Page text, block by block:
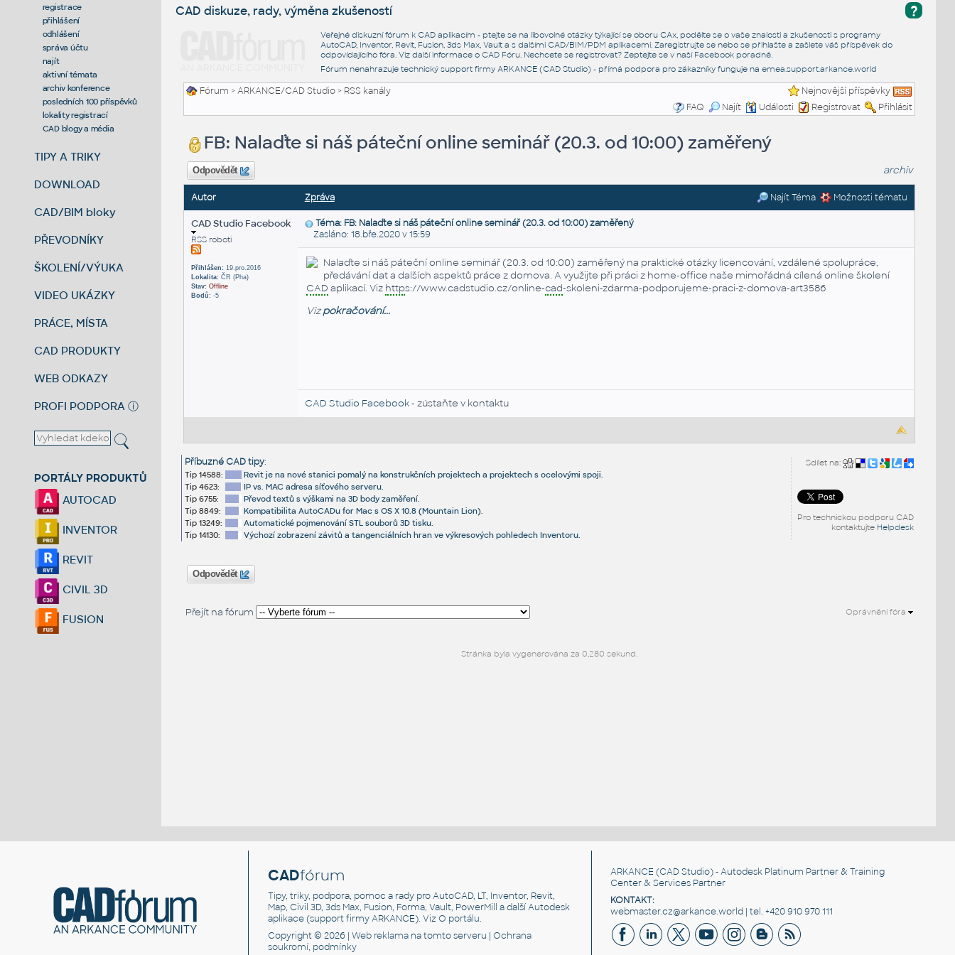
registrace
přihlášení
odhlášení
správa účtu
najít
aktivní témata
archiv konference
posledních 100 příspěvků
lokality registrací
CAD blogy a média
TIPY A TRIKY
DOWNLOAD
CAD/BIM bloky
PŘEVODNÍKY
ŠKOLENÍ/VÝUKA
VIDEO UKÁZKY
PRÁCE, MÍSTA
CAD PRODUKTY
WEB ODKAZY
PROFI PODPORA ⓘ
PORTÁLY PRODUKTŮ
AUTOCAD
INVENTOR
REVIT
CIVIL 3D
FUSION
?
CAD diskuze, rady, výměna zkušeností
Veřejné diskuzní fórum k CAD aplikacím - ptejte se na libovolné otázky týkající se oboru CAx, podělte se o vaše znalosti a zkušenosti s programy
AutoCAD, Inventor, Revit, Fusion, 3ds Max, Vault a s dalšími CAD/BIM/PDM aplikacemi. Zaregistrujte se nebo se přihlašte a zašlete váš příspěvek do
odpovídajícího fóra. Viz další informace o CAD Fóru. Nechcete se registrovat? Zeptejte se v naší Facebook poradně.
Fórum nenahrazuje technický support firmy ARKANCE (CAD Studio) - přímá podpora pro zákazníky funguje na emea.support.arkance.world
Fórum >ARKANCE/CAD Studio> RSS kanály
Nejnovější příspěvky
FAQ
Najít Události Registrovat Přihlásit
FB: Nalaďte si náš páteční online seminář (20.3. od 10:00) zaměřený
Odpovědět archiv
Autor Zpráva Najít Téma Možnosti tématu
CAD Studio Facebook
RSS roboti
Přihlášen:19.pro.2016
Lokalita:ČR (Pha)
Stav: Offline
Bodů:-5
Téma: FB: Nalaďte si náš páteční online seminář (20.3. od 10:00) zaměřený
Zasláno: 18.bře.2020 v 15:59
Nalaďte si náš páteční online seminář (20.3. od 10:00) zaměřený na praktické otázky licencování, vzdálené spolupráce,
předávání dat a dalších aspektů práce z domova. A využijte při práci z home-office naše mimořádná cílená online školení
CAD aplikací. Viz https://www.cadstudio.cz/online-cad-skoleni-zdarma-podporujeme-praci-z-domova-art3586
Vizpokračování...
CAD Studio Facebook- zústaňte v kontaktu
Sdílet na:
Pro technickou podporu CAD
kontaktujte Helpdesk
Příbuzné CAD tipy:
Tip 14588:
Revit je na nové stanici pomalý na konstrukčních projektech a projektech s ocelovými spoji.
Tip 4623:
IP vs. MAC adresa síťového serveru.
Tip 6755:
Převod textů s výškami na 3D body zaměření.
Tip 8849:
Kompatibilita AutoCADu for Mac s OS X 10.8 (Mountain Lion).
Tip 13249:
Automatické pojmenování STL souborů 3D tisku.
Tip 14130:
Výchozí zobrazení závitů a tangenciálních hran ve výkresových pohledech Inventoru.
Odpovědět
Přejít na fórum Oprávnění fóra
Stránka byla vygenerována za 0,280 sekund.
CADfórum
Tipy, triky, podpora, pomoc a rady pro AutoCAD, LT, Inventor, Revit,
Map, Civil 3D, 3ds Max, Fusion, Forma, Vault, PowerMill a další Autodesk
aplikace (support firmy ARKANCE). VizO portálu.
Copyright © 2026 |Web reklama na tomto serveru |Ochrana
soukromí, podmínky
ARKANCE (CAD Studio) - Autodesk Platinum Partner & Training
Center & Services Partner
KONTAKT:
webmaster.cz@arkance.world | tel. +420 910 970 111